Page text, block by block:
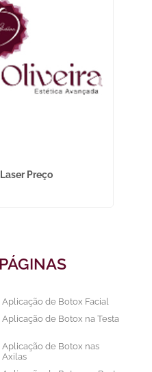
Preço
PÁGINAS
Aplicação de Botox Facial
Aplicação de Botox na Testa
Aplicação de Botox nas
Axilas